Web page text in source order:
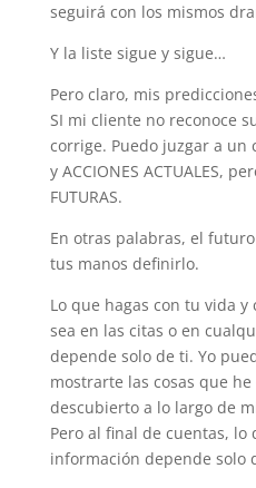
seguirá con los mismos
Y la liste sigue y sigue…
Pero claro, mis
SI mi cliente no reconoce
corrige. Puedo juzgar a un
y ACCIONES ACTUALES,
FUTURAS.
En otras palabras, el
tus manos definirlo.
Lo que hagas con tu vida
sea en las citas o en
depende solo de ti. Yo
mostrarte las cosas que
descubierto a lo largo de
Pero al final de cuentas, lo
información depende solo